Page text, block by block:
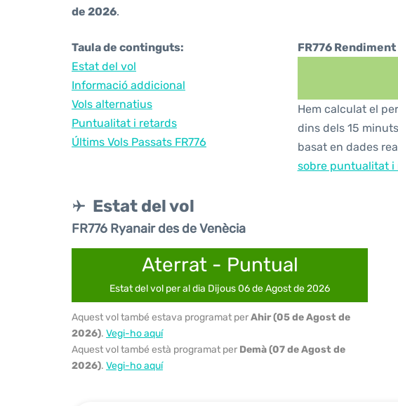
de 2026.
Taula de continguts:
Estat del vol
Informació addicional
Vols alternatius
Puntualitat i retards
Últims Vols Passats FR776
FR776
Hem calculat el
dins dels 15
basat en dades
sobre puntualitat i
Estat del vol
FR776 Ryanair des de Venècia
Aterrat - Puntual
Estat del vol per al dia Dijous 06 de Agost de 2026
Aquest vol també estava programat perAhir (05 de Agost de
2026). Vegi-ho aquí
Aquest vol també està programat per Demà (07 de Agost de
2026). Vegi-ho aquí